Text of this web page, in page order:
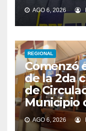
AGO 6, 2026
REGIONAL
Comenzó
de la 2da
de
Municipio
AGO 6, 2026